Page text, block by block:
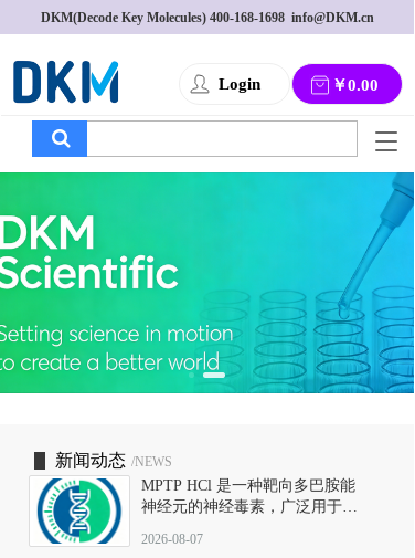
DKM(Decode Key Molecules) 400-168-1698
  info@DKM.cn
Login ￥0.00
T
g
g
l
a
v
i
g
a
新闻动态 /NEWS
MPTP HCl 是一种靶向多巴胺能
神经元的神经毒素，广泛用于构
以盐酸盐形式存在，可触发线粒
2026-08-07